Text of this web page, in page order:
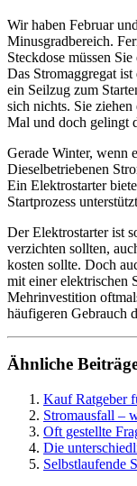
Wir haben Februar
Minusgradbereich.
Steckdose müssen
Das Stromaggregat
ein Seilzug zum
sich nichts. Sie
Mal und doch gelingt
Gerade Winter, wenn
Dieselbetriebenen
Ein Elektrostarter
Startprozess
Der Elektrostarter ist
verzichten sollten,
kosten sollte. Doch
mit einer elektrischen
Mehrinvestition
häufigeren Gebrauch
Ähnliche
Kauf Ratgeber
Stromausfall –
Oft gestellte
Die
Selbstlaufende